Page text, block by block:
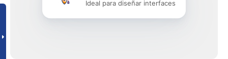
Ideal para diseñar interfaces